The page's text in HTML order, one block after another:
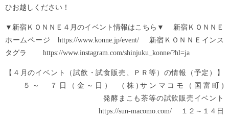
ひお越しください！
▼新宿ＫＯＮＮＥ４月のイベント情報はこちら▼ 新宿ＫＯＮＮＥ
ホームページ https://www.konne.jp/event/ 新宿ＫＯＮＮＥインス
タグラ https://www.instagram.com/shinjuku_konne/?hl=ja
【４月のイベント（試飲・試食販売、ＰＲ等）の情報（予定）】
５～ ７日（金～日） (株)サンマコモ（国富町)
発酵まこも茶等の試飲販売イベント
https://sun-macomo.com/ １２～１４日